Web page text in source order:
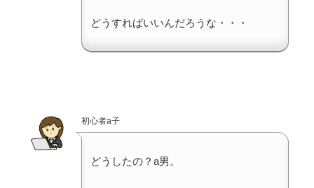
どうすればいいんだろうな・・・
初心者a子
どうしたの？a男。